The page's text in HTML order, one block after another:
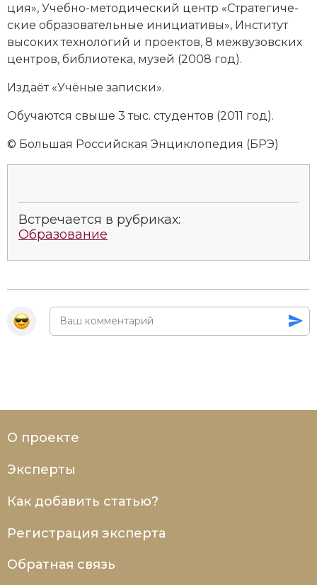
СССР
Южная Америка
ция», Учеб­но-ме­то­дический центр «Стра­те­ги­че­
ские об­ра­зо­ва­тель­ные ини­циа­ти­вы», Институт
вы­со­ких тех­но­ло­гий и про­ек­тов, 8 меж­ву­зов­ских
цен­тров, биб­лио­те­ка, му­зей (2008 год).
Из­да­ёт «Учё­ные за­пис­ки».
Обу­ча­ют­ся свыше 3 тыс. сту­ден­тов (2011 год).
© Большая Российская Энциклопедия (БРЭ)
Встречается в рубриках:
Образование
О проекте
Эксперты
Как добавить статью?
Регистрация эксперта
Обратная связь